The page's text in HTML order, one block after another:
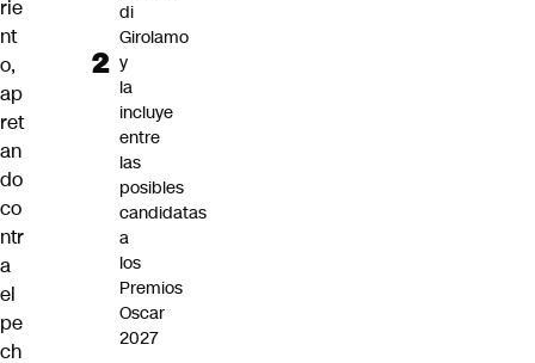
rie
nt
o,
ap
ret
an
do
co
ntr
a
el
pe
ch
di
Girolamo
y
la
incluye
entre
las
posibles
candidatas
a
los
Premios
Oscar
2027